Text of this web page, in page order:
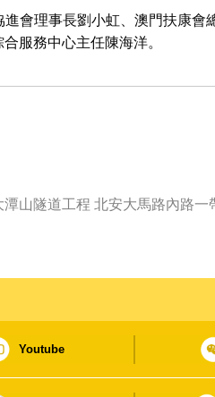
會理事長劉小虹、澳門扶康會
服務中心主任陳海洋。
潭山隧道工程 北安大馬路內路
Youtube